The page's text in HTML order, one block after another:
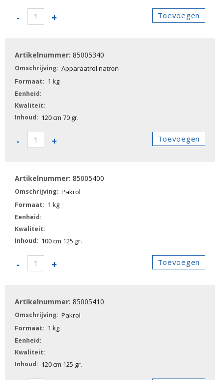
-
85005330
aantal
+ Toevoegen
85005340
Apparaatrol natron
1 kg
120 cm 70 gr.
-
85005340
aantal
+ Toevoegen
85005400
Pakrol
1 kg
100 cm 125 gr.
-
85005400
+ Toevoegen
85005410
Pakrol
1 kg
120 cm 125 gr.